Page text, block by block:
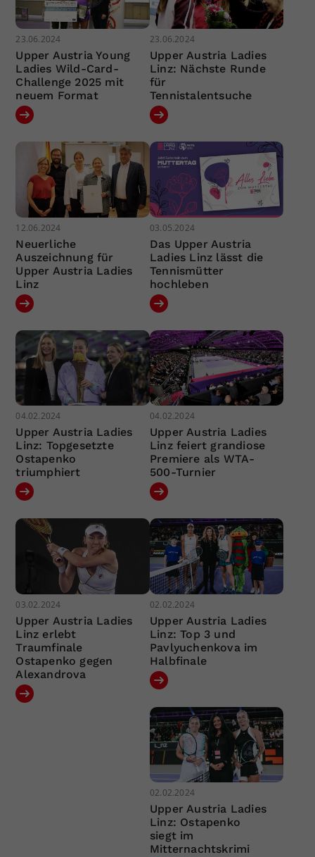
23.06.2024
Upper Austria Young
Ladies Wild-Card-
Challenge 2025 mit
neuem Format
23.06.2024
Upper Austria Ladies
Linz: Nächste Runde
für
Tennistalentsuche
12.06.2024
Neuerliche
Auszeichnung für
Upper Austria Ladies
Linz
03.05.2024
Das Upper Austria
Ladies Linz lässt die
Tennismütter
hochleben
04.02.2024
Upper Austria Ladies
Linz: Topgesetzte
Ostapenko
triumphiert
04.02.2024
Upper Austria Ladies
Linz feiert grandiose
Premiere als WTA-
500-Turnier
03.02.2024
Upper Austria Ladies
Linz erlebt
Traumfinale
Ostapenko gegen
Alexandrova
02.02.2024
Upper Austria Ladies
Linz: Top 3 und
Pavlyuchenkova im
Halbfinale
02.02.2024
Upper Austria Ladies
Linz: Ostapenko
siegt im
Mitternachtskrimi